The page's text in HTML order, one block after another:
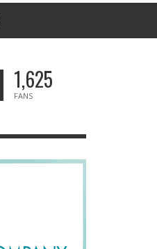
1,625
FANS